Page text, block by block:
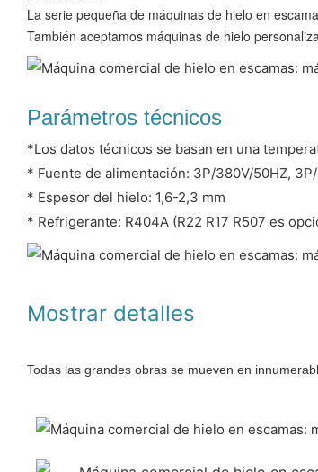
La serie pequeña de máquinas de hielo en
También aceptamos máquinas de hielo
Parámetros técnicos
*Los datos técnicos se basan en una
* Fuente de alimentación: 3P/380V/50HZ,
* Espesor del hielo: 1,6-2,3 mm
* Refrigerante: R404A (R22 R17 R507 es
Mostrar detalles
Todas las grandes obras se mueven en